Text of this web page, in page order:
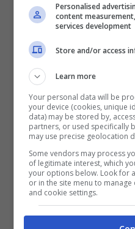
Personalised
content
services development
Store and/or access
Learn more
Your personal data will be
your device (cookies, unique
data) may be stored by,
partners, or used specifically
may use precise geolocation
Some vendors may process
of legitimate interest, which
your options below. Look for
or in the site menu to
and cookie settings.